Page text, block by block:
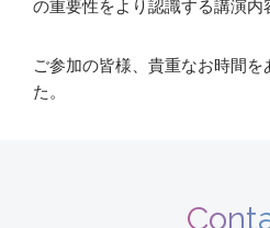
の重要性をより認識する講演内
ご参加の皆様、貴重なお時間を
た。